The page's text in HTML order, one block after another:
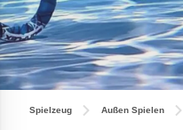
Spielzeug Außen Spielen